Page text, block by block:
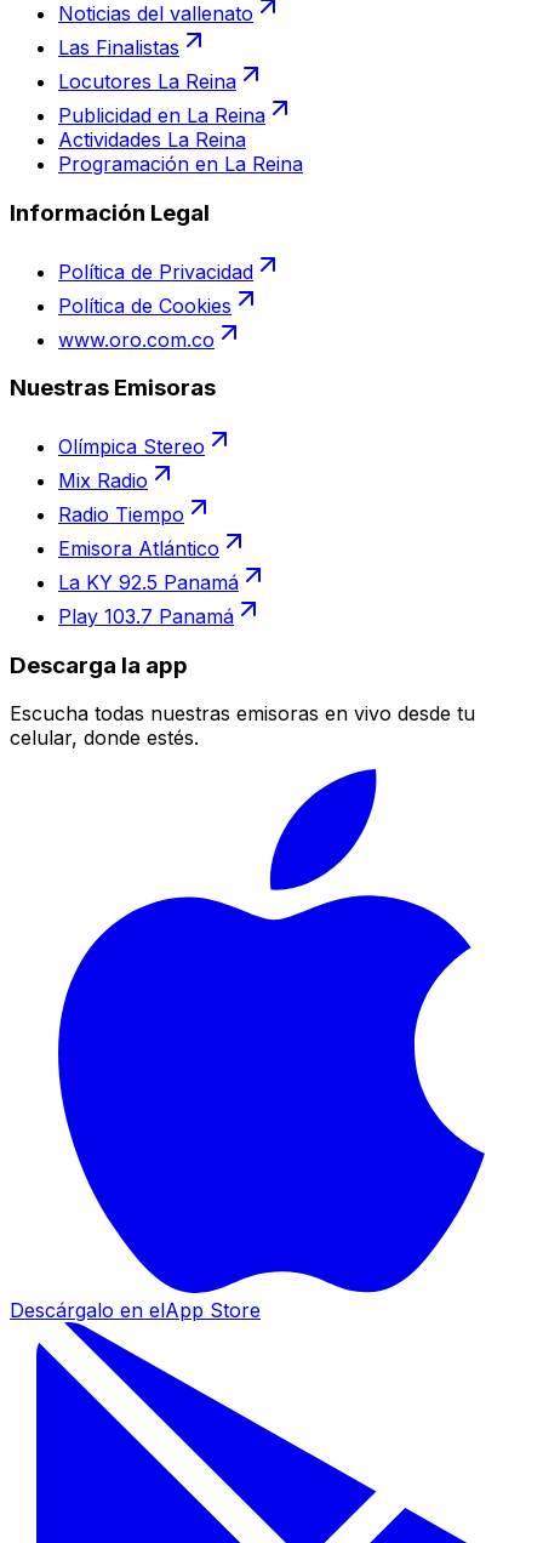
Noticias del vallenato
Las Finalistas
Locutores La Reina
Publicidad en La Reina
Actividades La Reina
Programación en La Reina
Información Legal
Política de Privacidad
Política de Cookies
www.oro.com.co
Nuestras Emisoras
Olímpica Stereo
Mix Radio
Radio Tiempo
Emisora Atlántico
La KY 92.5 Panamá
Play 103.7 Panamá
Descarga la app
Escucha todas nuestras emisoras en vivo desde tu
celular, donde estés.
Descárgalo en elApp Store